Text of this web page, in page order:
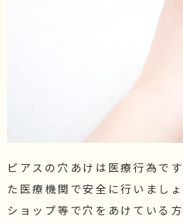
ピアスの穴あけは医療行為で
た医療機関で安全に行いまし
ショップ等で穴をあけている